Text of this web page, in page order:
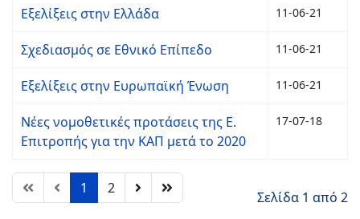
Εξελίξεις στην Ελλάδα 11-06-21
Σχεδιασμός σε Εθνικό Επίπεδο 11-06-21
Εξελίξεις στην Ευρωπαϊκή Ένωση 11-06-21
Νέες νομοθετικές προτάσεις της Ε.
Επιτροπής για την ΚΑΠ μετά το 2020
17-07-18
1 2
Σελίδα 1 από 2